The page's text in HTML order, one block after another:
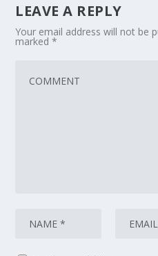
LEAVE A REPLY
Your email address will not be
marked*